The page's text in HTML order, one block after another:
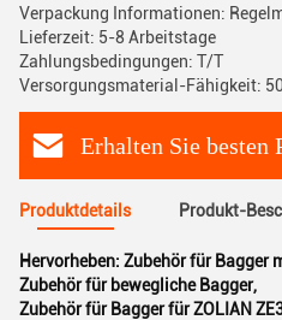
Verpackung Informationen:
Lieferzeit: 5-8 Arbeitstage
Zahlungsbedingungen: T/T
Versorgungsmaterial-Fähigkeit:
Erhalten Sie besten
Produktdetails Produkt-
Hervorheben: Zubehör für Bagger
Zubehör für bewegliche Bagger,
Zubehör für Bagger für ZOLIAN